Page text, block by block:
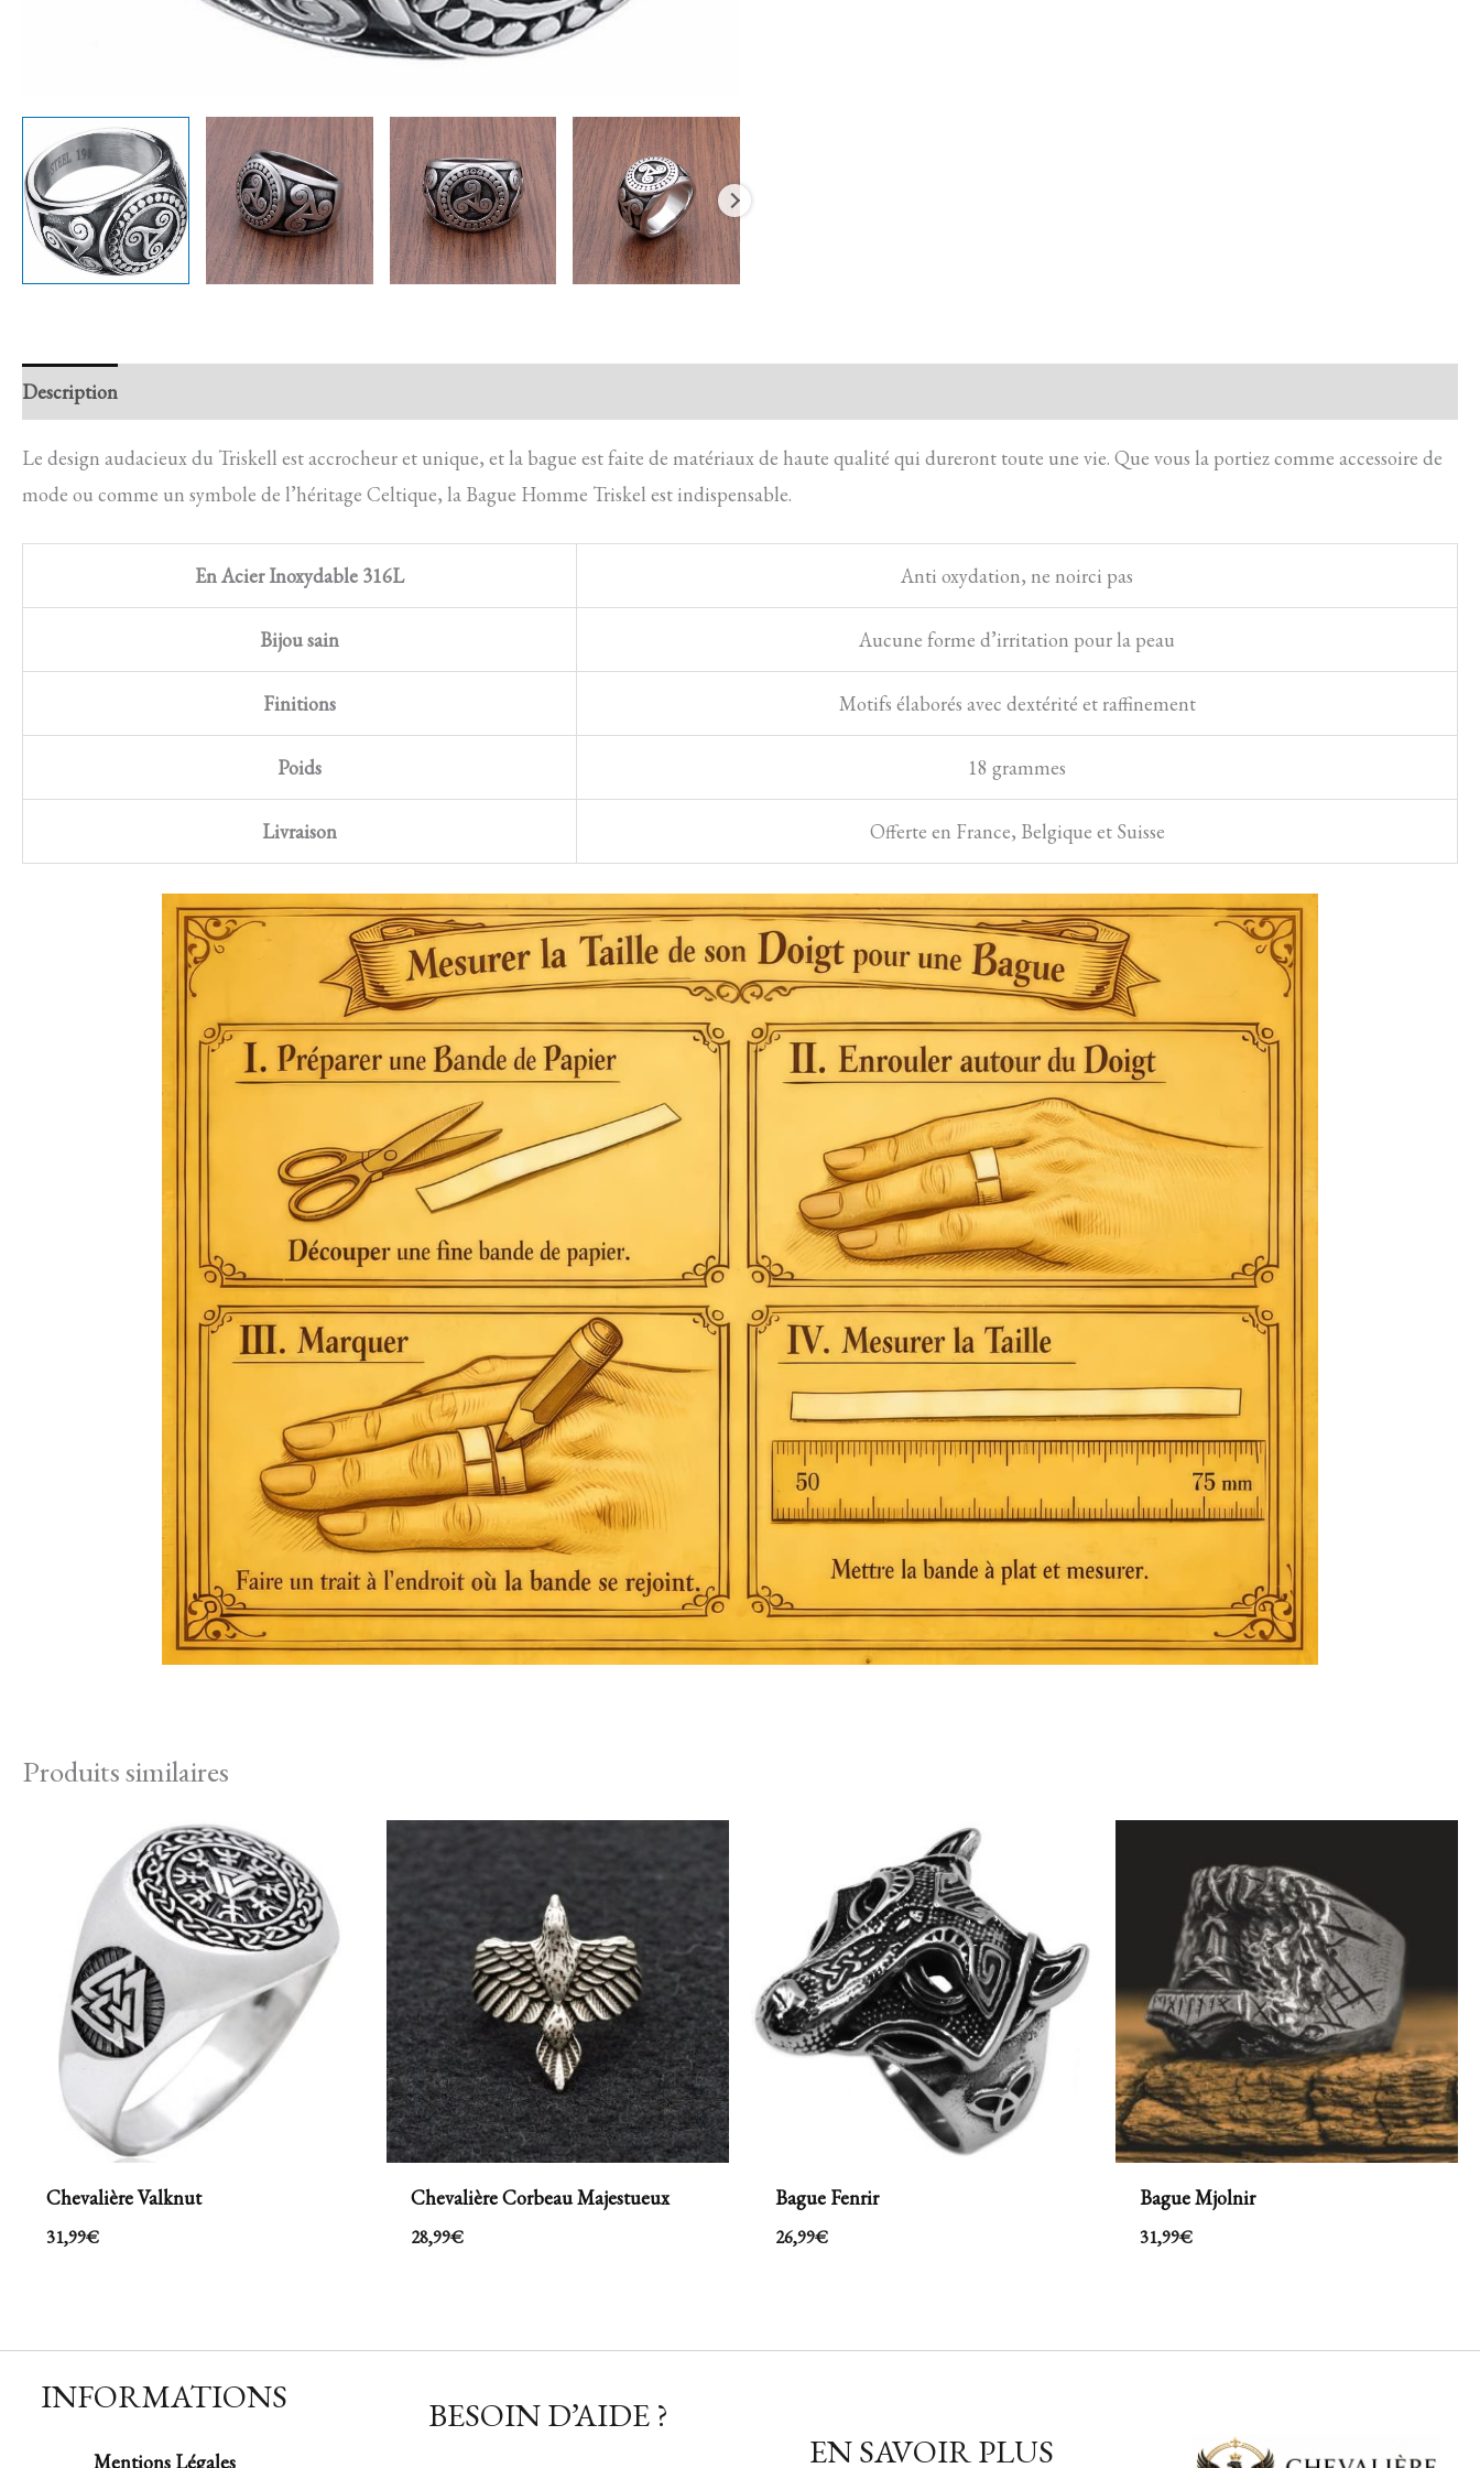
Description
Le design audacieux du Triskell est accrocheur et unique, et la bague est faite de matériaux de haute qualité qui dureront toute une vie. Que vous la portiez comme accessoire de
mode ou comme un symbole de l’héritage Celtique, la Bague Homme Triskel est indispensable.
En Acier Inoxydable 316L Anti oxydation, ne noirci pas
Bijou sain Aucune forme d’irritation pour la peau
Finitions Motifs élaborés avec dextérité et raffinement
Poids 18 grammes
Livraison Offerte en France, Belgique et Suisse
Produits similaires
Chevalière Valknut
31,99€
Chevalière Corbeau Majestueux
28,99€
Bague Fenrir
26,99€
Bague Mjolnir
31,99€
INFORMATIONS
Mentions Légales
BESOIN D’AIDE ?
EN SAVOIR PLUS